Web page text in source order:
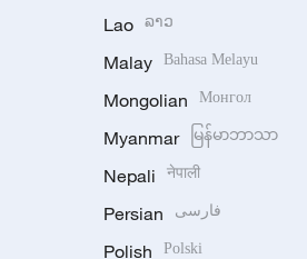
Lao ລາວ
Malay Bahasa Melayu
Mongolian Монгол
Myanmar မြန်မာဘာသာ
Nepali नेपाली
Persian فارسی
Polish Polski